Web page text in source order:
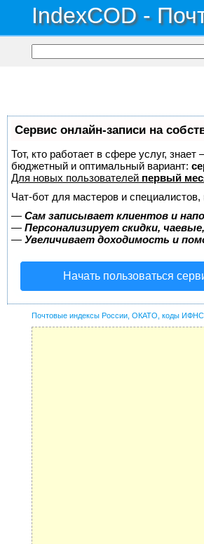
IndexCOD -
Сервис онлайн-записи на
Тот, кто работает в сфере услуг,
бюджетный и оптимальный вариант:
Для новых пользователей первый
Чат-бот для мастеров и
— Сам записывает клиентов и
— Персонализирует скидки,
— Увеличивает доходимость и
Начать пользоваться
Почтовые индексы России, ОКАТО, коды